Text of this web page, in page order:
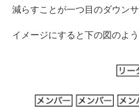
減らすことが一つ目のダウン
イメージにすると下の図のよう